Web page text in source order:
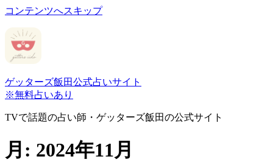
コンテンツへスキップ
ゲッターズ飯田公式占いサイト
※無料占いあり
TVで話題の占い師・ゲッターズ飯田の公式サイト
月: 2024年11月